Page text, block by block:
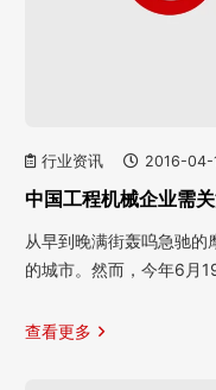
行业资讯 2016-04-
中国工程机械企业需
从早到晚满街轰呜急驰的
的城市。然而，今年6月
查看更多